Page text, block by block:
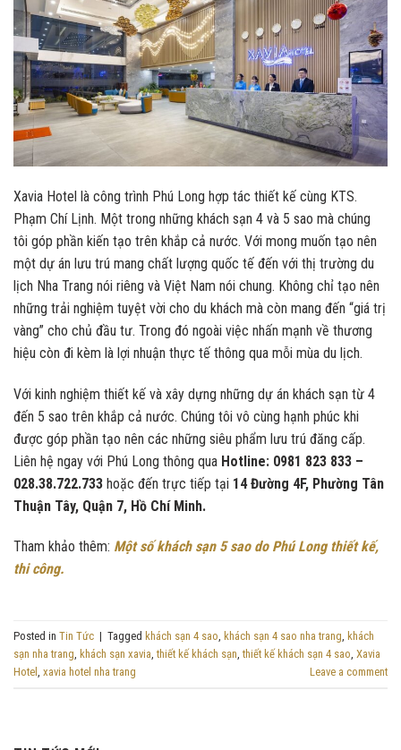
Xavia Hotel là công trình Phú Long hợp tác thiết kế cùng KTS.
Phạm Chí Lịnh. Một trong những khách sạn 4 và 5 sao mà chúng
tôi góp phần kiến tạo trên khắp cả nước. Với mong muốn tạo nên
một dự án lưu trú mang chất lượng quốc tế đến với thị trường du
lịch Nha Trang nói riêng và Việt Nam nói chung. Không chỉ tạo nên
những trải nghiệm tuyệt vời cho du khách mà còn mang đến “giá trị
vàng” cho chủ đầu tư. Trong đó ngoài việc nhấn mạnh về thương
hiệu còn đi kèm là lợi nhuận thực tế thông qua mỗi mùa du lịch.
Với kinh nghiệm thiết kế và xây dựng những dự án khách sạn từ 4
đến 5 sao trên khắp cả nước. Chúng tôi vô cùng hạnh phúc khi
được góp phần tạo nên các những siêu phẩm lưu trú đăng cấp.
Liên hệ ngay với Phú Long thông qua Hotline: 0981 823 833 –
028.38.722.733 hoặc đến trực tiếp tại 14 Đường 4F, Phường Tân
Thuận Tây, Quận 7, Hồ Chí Minh.
Tham khảo thêm: Một số khách sạn 5 sao do Phú Long thiết kế,
thi công.
Posted in Tin Tức | Tagged khách sạn 4 sao khách sạn 4 sao nha trang khách
sạn nha trang khách sạn xavia ,thiết kế khách sạn ,thiết kế khách sạn 4 sao Xavia
Hotel xavia hotel nha trang Leave a comment